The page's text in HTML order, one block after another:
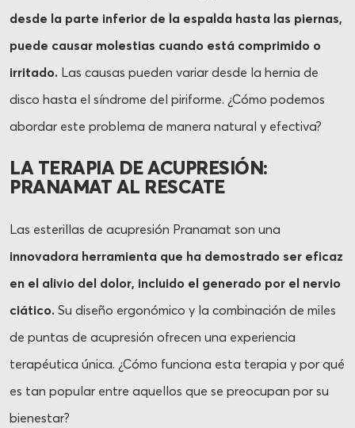
desde la parte inferior de la espalda hasta las piernas,
puede causar molestias cuando está comprimido o
irritado. Las causas pueden variar desde la hernia de
disco hasta el síndrome del piriforme. ¿Cómo podemos
abordar este problema de manera natural y efectiva?
LA TERAPIA DE ACUPRESIÓN:
PRANAMAT AL RESCATE
Las esterillas de acupresión Pranamat son una
innovadora herramienta que ha demostrado ser eficaz
en el alivio del dolor, incluido el generado por el nervio
ciático. Su diseño ergonómico y la combinación de miles
de puntas de acupresión ofrecen una experiencia
terapéutica única. ¿Cómo funciona esta terapia y por qué
es tan popular entre aquellos que se preocupan por su
bienestar?